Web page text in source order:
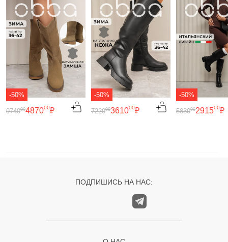
-50%
487000₽
974000
-50%
361000₽
722000
-50%
291500₽
583000
ПОДПИШИСЬ НА НАС: